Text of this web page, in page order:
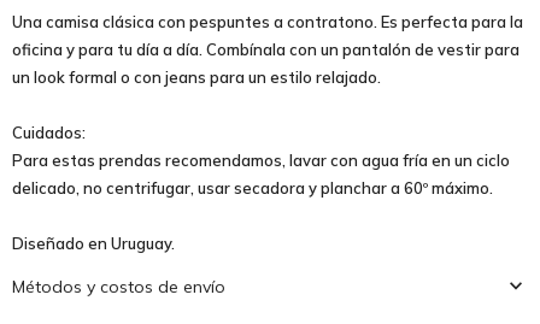
Una camisa clásica con pespuntes a contratono. Es perfecta para la
oficina y para tu día a día. Combínala con un pantalón de vestir para
un look formal o con jeans para un estilo relajado.
Cuidados:
Para estas prendas recomendamos, lavar con agua fría en un ciclo
delicado, no centrifugar, usar secadora y planchar a 60º máximo.
Diseñado en Uruguay.
Métodos y costos de envío